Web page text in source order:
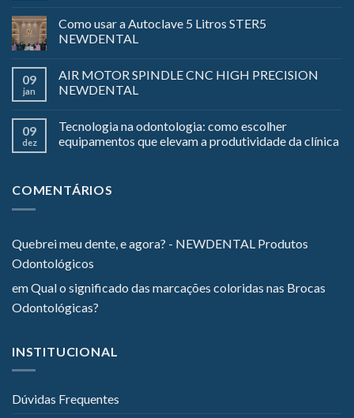
Como usar a Autoclave 5 Litros STER5
NEWDENTAL
09
jan
AIR MOTOR SPINDLE CNC HIGH PRECISION
NEWDENTAL
09
dez
Tecnologia na odontologia: como escolher
equipamentos que elevam a produtividade da clínica
COMENTÁRIOS
Quebrei meu dente, e agora? - NEWDENTAL Produtos
Odontológicos
emQual o significado das marcações coloridas nas Brocas
Odontológicas?
INSTITUCIONAL
Dúvidas Frequentes